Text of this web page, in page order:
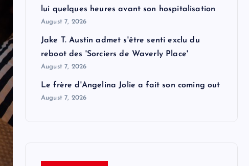
lui quelques heures avant son hospitalisation
August 7, 2026
Jake T. Austin admet s'être senti exclu du
reboot des 'Sorciers de Waverly Place'
August 7, 2026
Le frère d'Angelina Jolie a fait son coming out
August 7, 2026